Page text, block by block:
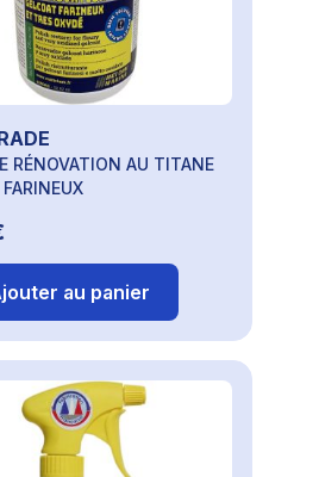
RÉNOVATION AU TITANE
au panier